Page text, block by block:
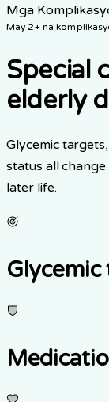
Mga
May 2+ na
Special
elderly
Glycemic
status all
later life.